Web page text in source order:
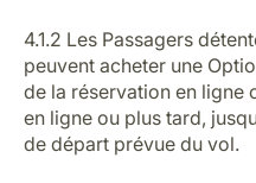
4.1.2 Les Passagers
peuvent acheter une
de la réservation en ligne
en ligne ou plus tard,
de départ prévue du vol.